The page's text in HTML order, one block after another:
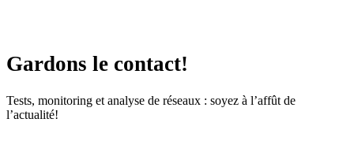
Gardons le contact!
Tests, monitoring et analyse de réseaux : soyez à l’affût de
l’actualité!